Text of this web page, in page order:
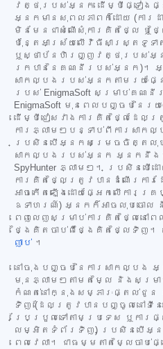
វត្ថុរបស់អ្នក ដើម្បីផ្ទៀងផ្
អ្នកមានសុពលភាពក៏ដោយ (ការដា
មិនមែនជាសំណើសុំការគិតថ្លៃ ឬថ្លៃស
ប៉ុន្តែអាស្រ័យលើវិធីសាស្ត្រទូ
ឬស្ថាប័នហិរញ្ញវត្ថុរបស់អ្នក
រកបាននៃគណនីរបស់អ្នក)។ អ្
សាកល្បងរបស់អ្នកតាមរយៈផ្នែ
របស់ EnigmaSoft សម្រាប់គណ
EnigmaSoft មុនពេលបញ្ចប់នៃរយ
ដើម្បីជៀសវាងការគិតថ្លៃដែ
ការភ្លាមៗបន្ទាប់ពីការស
ប្រសិនបើអ្នកសម្រេចចិត្តលុ
សាកល្បងរបស់អ្នក អ្នកនឹង
SpyHunter ភ្លាមៗ។ ប្រសិនបើ
ការគិតថ្លៃត្រូវបានដំណើរកា
អាចកើតឡើងដោយផ្អែកលើការ
ឧទាហរណ៍) អ្នកក៏អាចលុបចោ
ពេញលេញសម្រាប់ការគិតថ្លៃនៅព
ថ្ងៃគិតចាប់ពីថ្ងៃគិតថ្លៃទិញ។
ញាប់ ។
នៅចុងបញ្ចប់នៃការសាកល្បង
មុនភ្លាមៗតាមតម្លៃ និងសម្រា
កំណត់នៅក្នុងសម្ភារៈផ្តល់ជូន
ទិញ (ដែលត្រូវបានបញ្ចូលនៅទីនេ
ប្រែប្រួលទៅតាមប្រទេស ឬកា
លម្អិតទំព័រទិញ) ប្រសិនបើអ្ន
ពេលវេលា។ ជាធម្មតាតម្លៃចាប់